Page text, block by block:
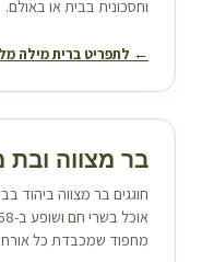
וחסכונית בבית או באולם.
← לתפריט ברית מילה
בר מצווה ובת
חוגגים בר מצווה ביהוד
מחפוד שמכבדת כל אורח.